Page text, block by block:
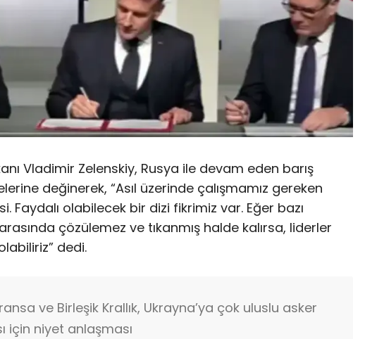
Vladimir Zelenskiy, Rusya ile devam eden barış
değinerek, “Asıl üzerinde çalışmamız gereken
Faydalı olabilecek bir dizi fikrimiz var. Eğer bazı
çözülemez ve tıkanmış halde kalırsa, liderler
dedi.
ve Birleşik Krallık, Ukrayna’ya çok uluslu asker
için niyet anlaşması